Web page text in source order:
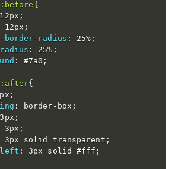
{
;
12px ;
border-radius : 25% ;
: 25% ;
: #7a0 ;
{
;
: border-box ;
;
3px ;
3px solid transparent ;
left : 3px solid #fff ;